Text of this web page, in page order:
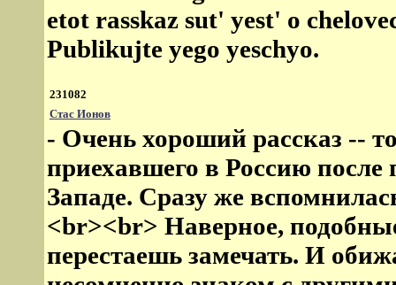
etot rasskaz sut' yest' o
Publikujte yego yeschyo.
231082
Стас Ионов
- Очень хороший рассказ --
приехавшего в Россию
Западе. Сразу же
<br><br> Наверное,
перестаешь замечать. И